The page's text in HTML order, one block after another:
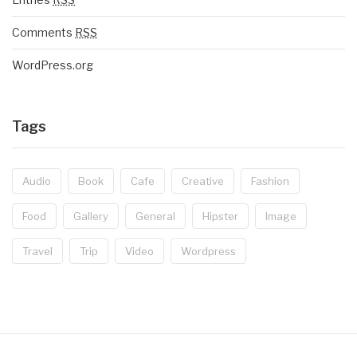
Comments RSS
WordPress.org
Tags
Audio Book Cafe Creative Fashion
Food Gallery General Hipster Image
Travel Trip Video Wordpress